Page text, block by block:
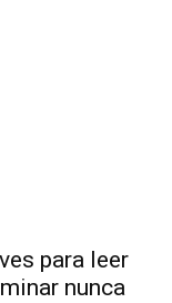
para leer
nunca